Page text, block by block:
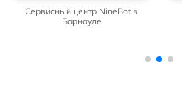
Сервисный центр NineBot в
Барнауле